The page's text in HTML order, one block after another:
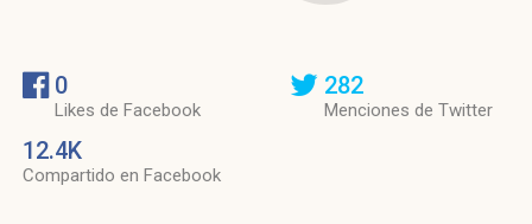
0
Likes de Facebook
12.4K
Compartido en Facebook
282
Menciones de Twitter